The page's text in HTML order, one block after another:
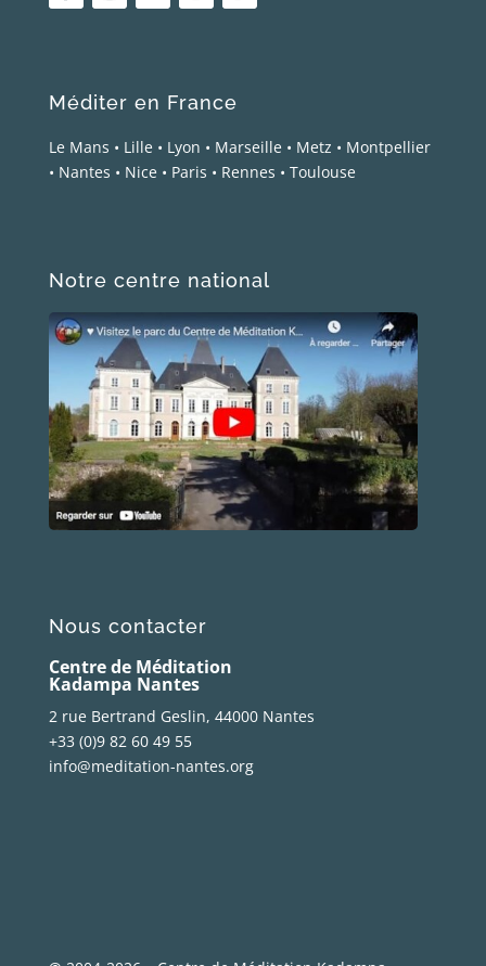
Méditer en France
Le Mans • Lille • Lyon • Marseille • Metz • Montpellier
• Nantes • Nice • Paris • Rennes • Toulouse
Notre centre national
Nous contacter
Centre de Méditation
Kadampa Nantes
2 rue Bertrand Geslin, 44000 Nantes
+33 (0)9 82 60 49 55
info@meditation-nantes.org